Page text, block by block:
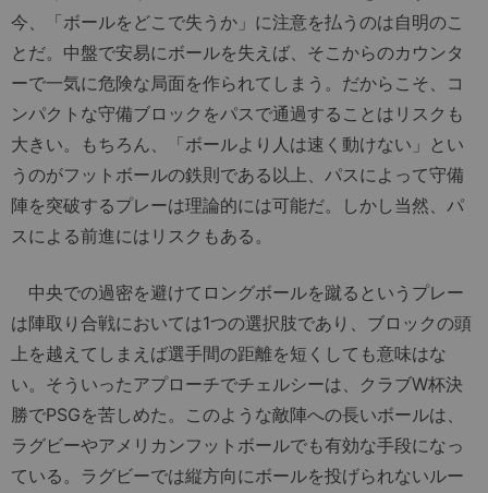
今、「ボールをどこで失うか」に注意を払うのは自明のこ
とだ。中盤で安易にボールを失えば、そこからのカウンタ
ーで一気に危険な局面を作られてしまう。だからこそ、コ
ンパクトな守備ブロックをパスで通過することはリスクも
大きい。もちろん、「ボールより人は速く動けない」とい
うのがフットボールの鉄則である以上、パスによって守備
陣を突破するプレーは理論的には可能だ。しかし当然、パ
スによる前進にはリスクもある。
中央での過密を避けてロングボールを蹴るというプレー
は陣取り合戦においては1つの選択肢であり、ブロックの頭
上を越えてしまえば選手間の距離を短くしても意味はな
い。そういったアプローチでチェルシーは、クラブW杯決
勝でPSGを苦しめた。このような敵陣への長いボールは、
ラグビーやアメリカンフットボールでも有効な手段になっ
ている。ラグビーでは縦方向にボールを投げられないルー